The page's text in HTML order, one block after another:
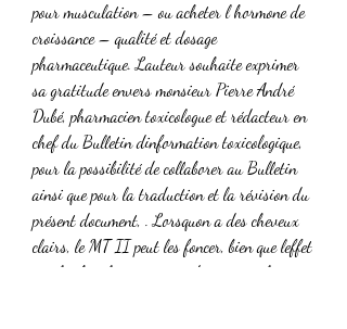
pour musculation – ou acheter l hormone de
croissance – qualité et dosage
pharmaceutique. Lauteur souhaite exprimer
sa gratitude envers monsieur Pierre André
Dubé, pharmacien toxicologue et rédacteur en
chef du Bulletin dinformation toxicologique,
pour la possibilité de collaborer au Bulletin
ainsi que pour la traduction et la révision du
présent document, . Lorsquon a des cheveux
clairs, le MT II peut les foncer, bien que leffet
sur la chevelure soit moindre que sur la peau,